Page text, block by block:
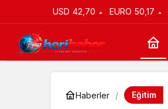
USD 42,70 EURO 50,17
Haberler Eğitim